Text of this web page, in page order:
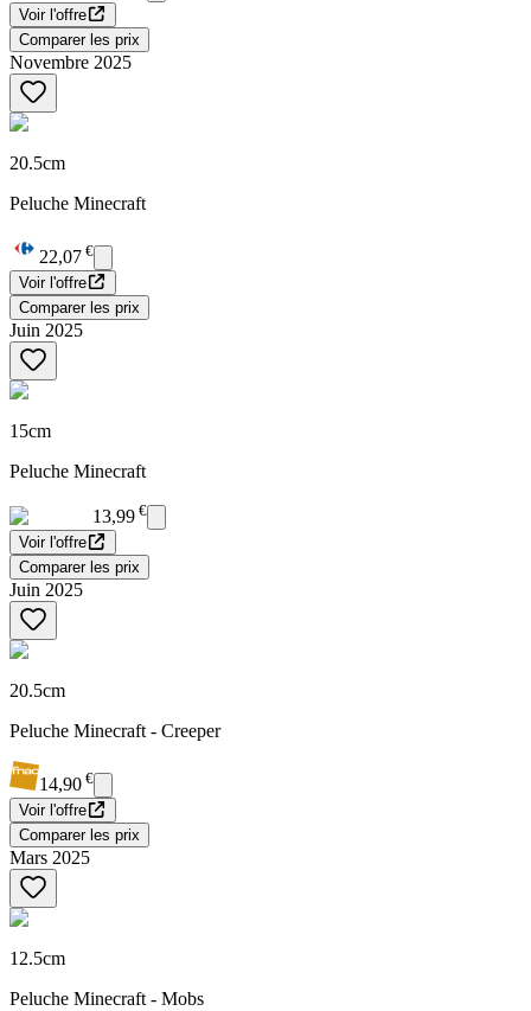
Voir l'offre
Comparer les prix
Novembre 2025
20.5cm
Peluche Minecraft
22,07 €
Voir l'offre
Comparer les prix
Juin 2025
15cm
Peluche Minecraft
13,99 €
Voir l'offre
Comparer les prix
Juin 2025
20.5cm
Peluche Minecraft - Creeper
14,90 €
Voir l'offre
Comparer les prix
Mars 2025
12.5cm
Peluche Minecraft - Mobs